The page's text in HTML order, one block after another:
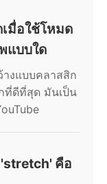
มื่อใช้โหมด
แบบใด
งแบบคลาสสิก
ที่ดีที่สุด มันเป็น
คือ